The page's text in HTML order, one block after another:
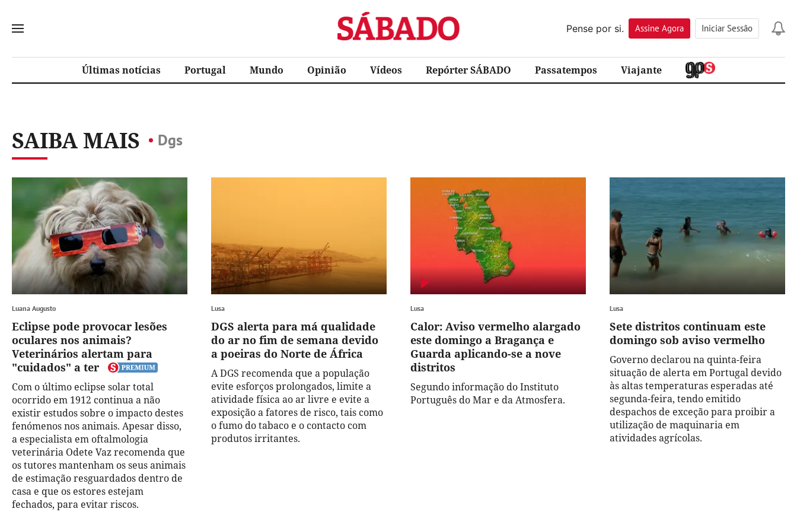
Sábado
Pense por si.
Assine Agora Iniciar Sessão
Últimas notícias Portugal Mundo Opinião Vídeos Repórter SÁBADO Passatempos Viajante
SAIBA MAIS Dgs
Luana Augusto
Eclipse pode provocar lesões
oculares nos animais?
Veterinários alertam para
"cuidados" a ter
Com o último eclipse solar total
ocorrido em 1912 continua a não
existir estudos sobre o impacto destes
fenómenos nos animais. Apesar disso,
a especialista em oftalmologia
veterinária Odete Vaz recomenda que
os tutores mantenham os seus animais
de estimação resguardados dentro de
casa e que os estores estejam
fechados, para evitar riscos.
Lusa
DGS alerta para má qualidade
do ar no fim de semana devido
a poeiras do Norte de África
A DGS recomenda que a população
evite esforços prolongados, limite a
atividade física ao ar livre e evite a
exposição a fatores de risco, tais como
o fumo do tabaco e o contacto com
produtos irritantes.
Lusa
Calor: Aviso vermelho alargado
este domingo a Bragança e
Guarda aplicando-se a nove
distritos
Segundo informação do Instituto
Português do Mar e da Atmosfera.
Lusa
Sete distritos continuam este
domingo sob aviso vermelho
Governo declarou na quinta-feira
situação de alerta em Portugal devido
às altas temperaturas esperadas até
segunda-feira, tendo emitido
despachos de exceção para proibir a
utilização de maquinaria em
atividades agrícolas.